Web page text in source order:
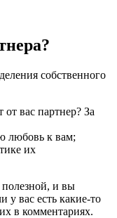
собственного
от вас партнер? За
любовь к вам;
их
полезной, и вы
у вас есть какие-то
в комментариях.